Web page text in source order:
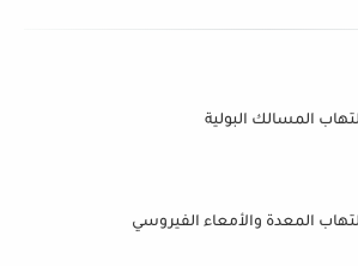
المسالك البولية
المعدة والأمعاء الفيروسي